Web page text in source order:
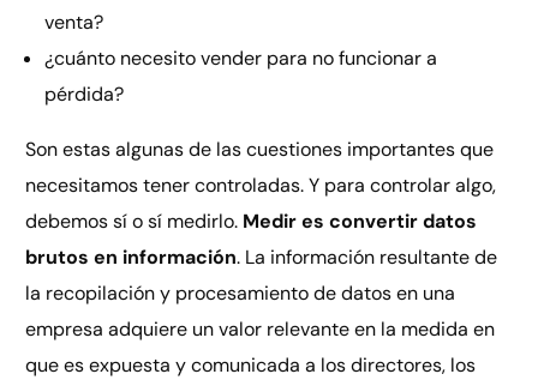
venta?
¿cuánto necesito vender para no funcionar a
pérdida?
Son estas algunas de las cuestiones importantes que
necesitamos tener controladas. Y para controlar algo,
debemos sí o sí medirlo. Medir es convertir datos
brutos en información. La información resultante de
la recopilación y procesamiento de datos en una
empresa adquiere un valor relevante en la medida en
que es expuesta y comunicada a los directores, los